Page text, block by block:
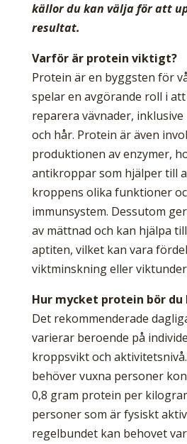
källor du kan välja för att
resultat.
Varför är protein viktigt?
Protein är en byggsten för
spelar en avgörande roll i
reparera vävnader,
och hår. Protein är även
produktionen av enzymer,
antikroppar som hjälper till
kroppens olika funktioner
immunsystem. Dessutom
av mättnad och kan hjälpa
aptiten, vilket kan vara
viktminskning eller
Hur mycket protein bör du
Det rekommenderade
varierar beroende på
kroppsvikt och
behöver vuxna personer
0,8 gram protein per
personer som är fysiskt
regelbundet kan behovet